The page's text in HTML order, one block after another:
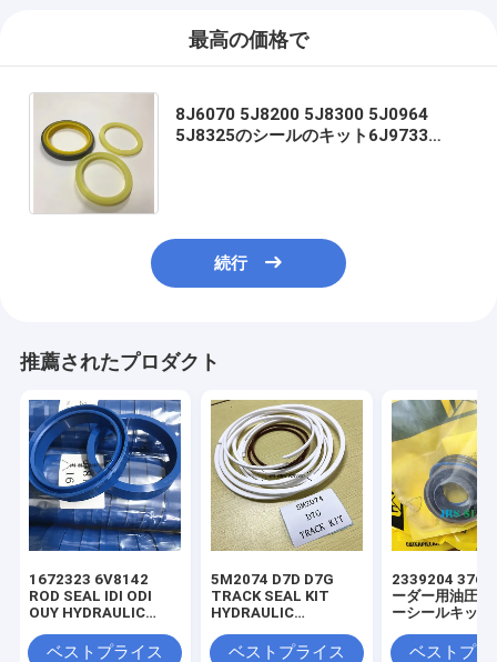
最高の価格で
8J6070 5J8200 5J8300 5J0964
5J8325のシールのキット6J9733
続行
推薦されたプロダクト
1672323 6V8142
ROD SEAL IDI ODI
OUY HYDRAULIC
ベストプライス
5M2074 D7D D7G
TRACK SEAL KIT
HYDRAULIC
SEAL KIT NBR
ベストプライス
2339204
ーダー用油圧シ
ーシールキット
ベストプラ